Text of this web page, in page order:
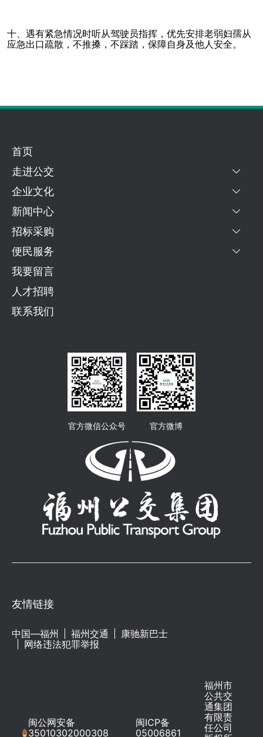
十、遇有紧急情况时听从驾驶员指挥，优先安排老弱妇孺从
应急出口疏散，不推搡，不踩踏，保障自身及他人安全。
首页
走进公交
企业文化
新闻中心
招标采购
便民服务
我要留言
人才招聘
联系我们
官方微信公众号 官方微博
友情链接
中国—福州 福州交通
康驰新巴士
网络违法犯罪举报
闽公网安备
35010302000308
闽ICP备
05006861
福州市
公共交
通集团
有限责
任公司